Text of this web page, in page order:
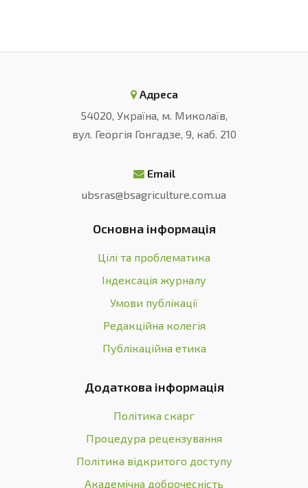
Адреса
54020, Україна, м. Миколаїв,
вул. Георгія Гонгадзе, 9, каб. 210
Email
ubsras@bsagriculture.com.ua
Основна інформація
Цілі та проблематика
Індексація журналу
Умови публікації
Редакційна колегія
Публікаційна етика
Додаткова інформація
Політика скарг
Процедура рецензування
Політика відкритого доступу
Академічна доброчесність